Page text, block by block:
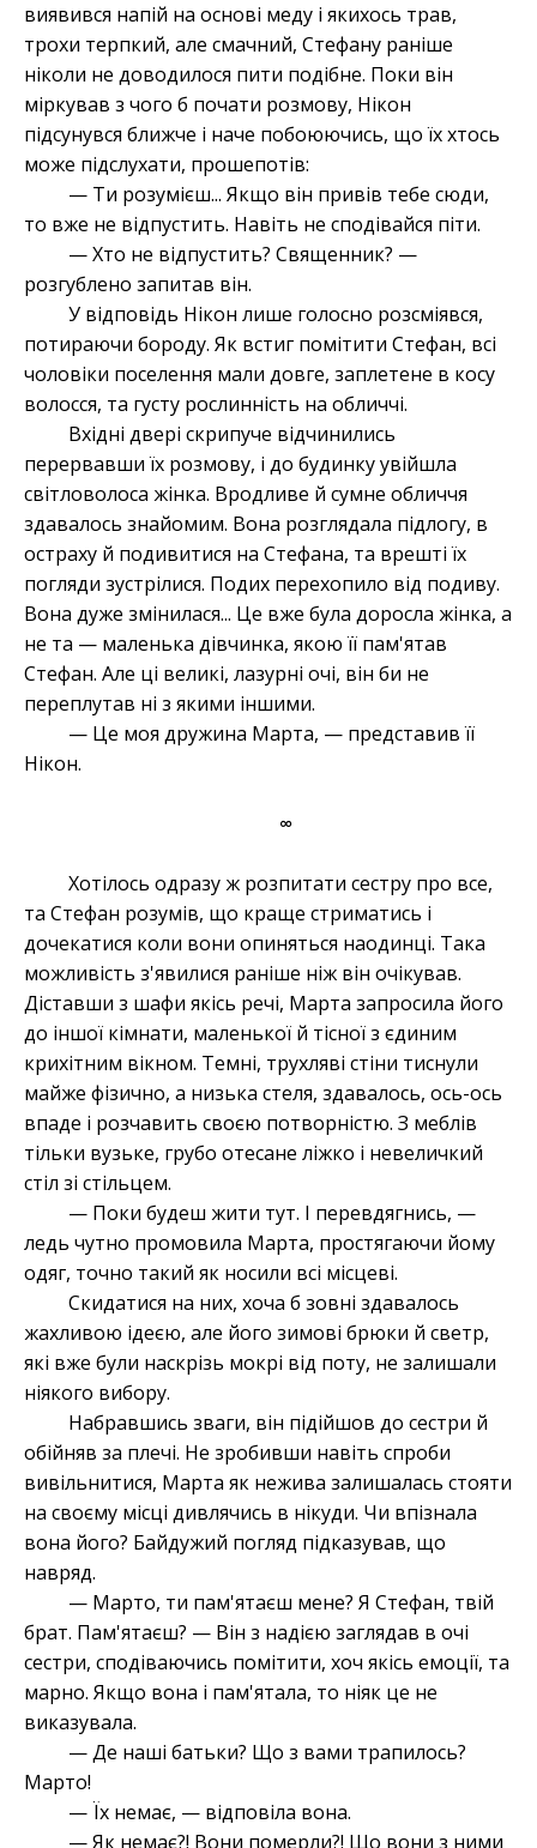
виявився напій на основі меду і якихось трав,
трохи терпкий, але смачний, Стефану раніше
ніколи не доводилося пити подібне. Поки він
міркував з чого б почати розмову, Нікон
підсунувся ближче і наче побоюючись, що їх хтось
може підслухати, прошепотів:
— Ти розумієш... Якщо він привів тебе сюди,
то вже не відпустить. Навіть не сподівайся піти.
— Хто не відпустить? Священник? —
розгублено запитав він.
У відповідь Нікон лише голосно розсміявся,
потираючи бороду. Як встиг помітити Стефан, всі
чоловіки поселення мали довге, заплетене в косу
волосся, та густу рослинність на обличчі.
Вхідні двері скрипуче відчинились
перервавши їх розмову, і до будинку увійшла
світловолоса жінка. Вродливе й сумне обличчя
здавалось знайомим. Вона розглядала підлогу, в
остраху й подивитися на Стефана, та врешті їх
погляди зустрілися. Подих перехопило від подиву.
Вона дуже змінилася... Це вже була доросла жінка, а
не та — маленька дівчинка, якою її пам'ятав
Стефан. Але ці великі, лазурні очі, він би не
переплутав ні з якими іншими.
— Це моя дружина Марта, — представив її
Нікон.
∞
Хотілось одразу ж розпитати сестру про все,
та Стефан розумів, що краще стриматись і
дочекатися коли вони опиняться наодинці. Така
можливість з'явилися раніше ніж він очікував.
Діставши з шафи якісь речі, Марта запросила його
до іншої кімнати, маленької й тісної з єдиним
крихітним вікном. Темні, трухляві стіни тиснули
майже фізично, а низька стеля, здавалось, ось-ось
впаде і розчавить своєю потворністю. З меблів
тільки вузьке, грубо отесане ліжко і невеличкий
стіл зі стільцем.
— Поки будеш жити тут. І перевдягнись, —
ледь чутно промовила Марта, простягаючи йому
одяг, точно такий як носили всі місцеві.
Скидатися на них, хоча б зовні здавалось
жахливою ідеєю, але його зимові брюки й светр,
які вже були наскрізь мокрі від поту, не залишали
ніякого вибору.
Набравшись зваги, він підійшов до сестри й
обійняв за плечі. Не зробивши навіть спроби
вивільнитися, Марта як нежива залишалась стояти
на своєму місці дивлячись в нікуди. Чи впізнала
вона його? Байдужий погляд підказував, що
навряд.
— Марто, ти пам'ятаєш мене? Я Стефан, твій
брат. Пам'ятаєш? — Він з надією заглядав в очі
сестри, сподіваючись помітити, хоч якісь емоції, та
марно. Якщо вона і пам'ятала, то ніяк це не
виказувала.
— Де наші батьки? Що з вами трапилось?
Марто!
— Їх немає, — відповіла вона.
— Як немає?! Вони померли?! Що вони з ними